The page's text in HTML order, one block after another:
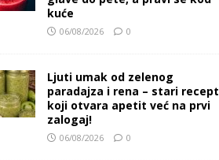
kuće
06/08/2026 0
Ljuti umak od zelenog
paradajza i rena – stari recept
koji otvara apetit već na prvi
zalogaj!
06/08/2026 0